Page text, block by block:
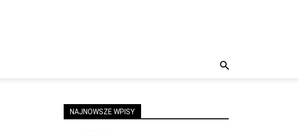
NAJNOWSZE WPISY